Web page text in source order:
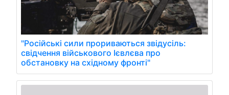
"Російські сили прориваються звідусіль:
свідчення військового Ієвлєва про
обстановку на східному фронті"